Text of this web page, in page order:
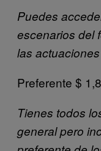
Puedes
escenarios del
las
Preferente $
Tienes todos
general pero